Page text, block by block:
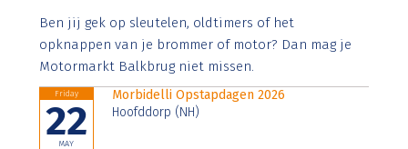
Aenean faucibus nibh et justo cursus id rutrum lorem
imperdiet. Nunc ut sem vitae risus tristique posuere.
Ben jij gek op sleutelen, oldtimers of het
opknappen van je brommer of motor? Dan mag je
Motormarkt Balkbrug niet missen.
Friday
22
MAY
Morbidelli Opstapdagen 2026
Hoofddorp (NH)